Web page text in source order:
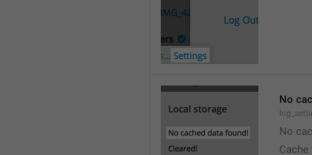
No
No